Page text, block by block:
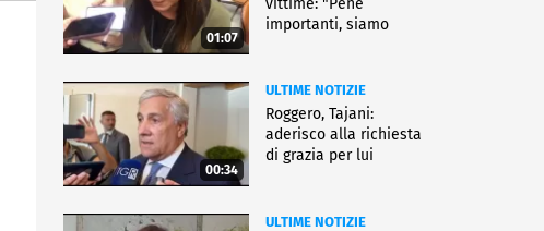
01:07
importanti, siamo
00:34
ULTIME NOTIZIE
Roggero, Tajani:
aderisco alla richiesta
di grazia per lui
ULTIME NOTIZIE